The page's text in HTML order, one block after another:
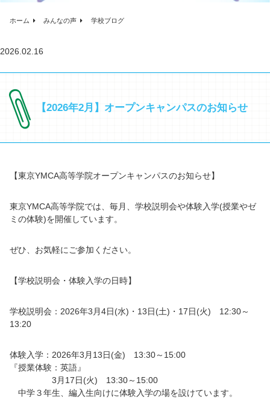
ホーム みんなの声 学校ブログ
2026.02.16
【2026年2月】オープンキャンパスのお知らせ
【東京YMCA高等学院オープンキャンパスのお知らせ】
東京YMCA高等学院では、毎月、学校説明会や体験入学(授業やゼ
ミの体験)を開催しています。
ぜひ、お気軽にご参加ください。
【学校説明会・体験入学の日時】
学校説明会：2026年3月4日(水)・13日(土)・17日(火) 12:30～
13:20
体験入学：2026年3月13日(金) 13:30～15:00
『授業体験：英語』
3月17日(火) 13:30～15:00
中学３年生、編入生向けに体験入学の場を設けています。